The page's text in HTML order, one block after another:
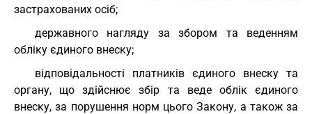
застрахованих осіб;
державного нагляду за збором та веденням
обліку єдиного внеску;
відповідальності платників єдиного внеску та
органу, що здійснює збір та веде облік єдиного
внеску, за порушення норм цього Закону, а також за